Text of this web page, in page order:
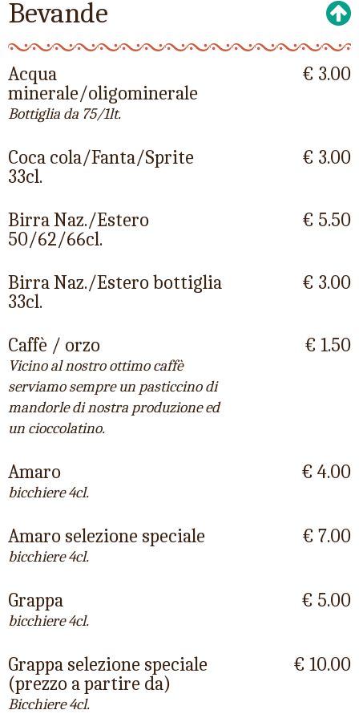
Bevande
Acqua
minerale/oligominerale
Bottiglia da 75/1lt.
€ 3.00
Coca cola/Fanta/Sprite
33cl.
€ 3.00
Birra Naz./Estero
50/62/66cl.
€ 5.50
Birra Naz./Estero bottiglia
33cl.
€ 3.00
Caffè / orzo
Vicino al nostro ottimo caffè
serviamo sempre un pasticcino di
mandorle di nostra produzione ed
un cioccolatino.
€ 1.50
Amaro
bicchiere 4cl.
€ 4.00
Amaro selezione speciale
bicchiere 4cl.
€ 7.00
Grappa
bicchiere 4cl.
€ 5.00
Grappa selezione speciale
(prezzo a partire da)
Bicchiere 4cl.
€ 10.00